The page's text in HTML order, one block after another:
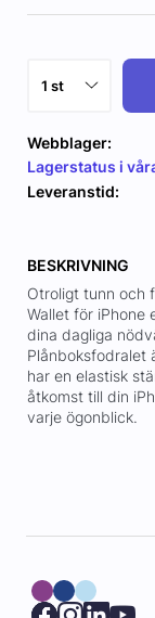
Webblager:
Lagerstatus i
Leveranstid:
BESKRIVNING
Otroligt tunn och
Wallet för iPhone
dina dagliga
Plånboksfodralet
har en elastisk
åtkomst till din
varje ögonblick.